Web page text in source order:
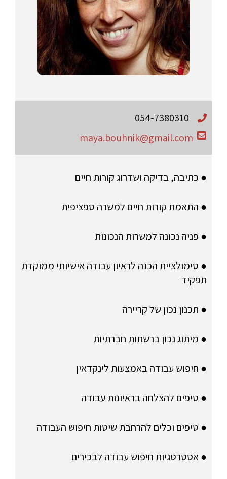
054-7380310
maya.bouhnik@gmail.com
● כתיבה, בדיקה ושדרוג קורות חיים
● התאמת קורות חיים למשרה ספציפית
● פניה נכונה למשרות הנכונות
● סימולציית הכנה לראיון עבודה אישיותי ממוקדת
תפקיד
● תכנון נכון של קריירה
● מיתוג נכון ברשתות חברתיות
● חיפוש עבודה באמצעות לינקדאין
● טיפים להצלחה בראיונות עבודה
● טיפים וכלים להרחבת שיטות חיפוש העבודה
● אסטרטגיות חיפוש עבודה לבכירים